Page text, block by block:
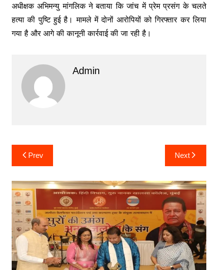
अधीक्षक अभिमन्यु मांगलिक ने बताया कि जांच में प्रेम प्रसंग के चलते
हत्या की पुष्टि हुई है। मामले में दोनों आरोपियों को गिरफ्तार कर लिया
गया है और आगे की कानूनी कार्रवाई की जा रही है।
Admin
Post
navigation
Prev Next